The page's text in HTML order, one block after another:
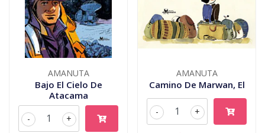
AMANUTA
Bajo El Cielo De
Atacama
+
-
AMANUTA
Camino De Marwan, El
+
-